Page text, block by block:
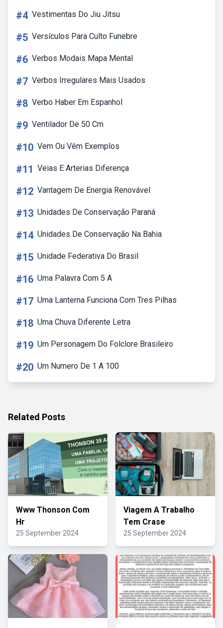
#4 Vestimentas Do Jiu Jitsu
#5 Versículos Para Culto Funebre
#6 Verbos Modais Mapa Mental
#7 Verbos Irregulares Mais Usados
#8 Verbo Haber Em Espanhol
#9 Ventilador De 50 Cm
#10 Vem Ou Vêm Exemplos
#11 Veias E Arterias Diferença
#12 Vantagem De Energia Renovável
#13 Unidades De Conservação Paraná
#14 Unidades De Conservação Na Bahia
#15 Unidade Federativa Do Brasil
#16 Uma Palavra Com 5 A
#17 Uma Lanterna Funciona Com Tres Pilhas
#18 Uma Chuva Diferente Letra
#19 Um Personagem Do Folclore Brasileiro
#20 Um Numero De 1 A 100
Related Posts
Www Thonson Com
Hr
25 September 2024
Viagem A Trabalho
Tem Crase
25 September 2024